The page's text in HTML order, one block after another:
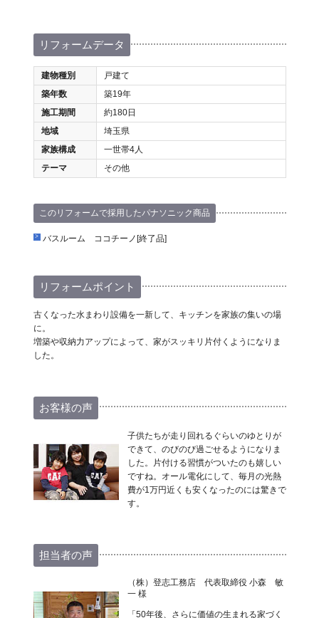
リフォームデータ
建物種別
戸建て
築年数
築19年
施工期間
約180日
地域
埼玉県
家族構成
一世帯4人
テーマ
その他
このリフォームで採用したパナソニック商品
バスルーム ココチーノ[終了品]
リフォームポイント
古くなった水まわり設備を一新して、キッチンを家族の集いの場
に。
増築や収納力アップによって、家がスッキリ片付くようになりま
した。
お客様の声
子供たちが走り回れるぐらいのゆとりが
できて、のびのび過ごせるようになりま
した。片付ける習慣がついたのも嬉しい
ですね。オール電化にして、毎月の光熱
費が1万円近くも安くなったのには驚きで
す。
担当者の声
（株）登志工務店 代表取締役 小森 敏
一 様
「50年後、さらに価値の生まれる家づく